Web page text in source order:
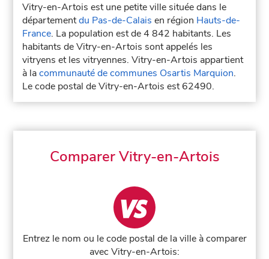
Vitry-en-Artois est une petite ville située dans le
départementdu Pas-de-Calais en région Hauts-de-
France. La population est de 4 842 habitants. Les
habitants de Vitry-en-Artois sont appelés les
vitryens et les vitryennes. Vitry-en-Artois appartient
à lacommunauté de communes Osartis Marquion.
Le code postal de Vitry-en-Artois est 62490.
Comparer Vitry-en-Artois
Entrez le nom ou le code postal de la ville à comparer
avec Vitry-en-Artois: